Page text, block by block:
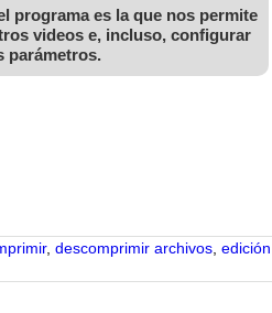
programa es la que nos permite
videos e, incluso, configurar
parámetros.
, descomprimir archivos, edición